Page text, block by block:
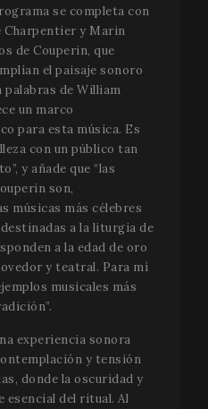
se completa con
y Marin
de Couperin, que
el paisaje sonoro
de William
un marco
para esta música. Es
con un público tan
y añade que “las
son,
músicas más célebres
a la liturgia de
a la edad de oro
y teatral. Para mí
musicales más
experiencia sonora
y tensión
donde la oscuridad y
esencial del ritual. Al